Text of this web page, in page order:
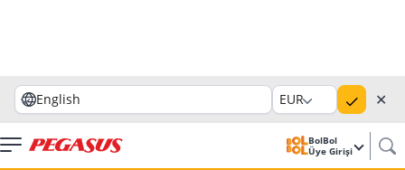
English EUR ✕
BolBol
Üye Girişi